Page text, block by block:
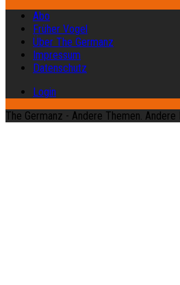
Abo
Früher Vogel
Über The Germanz
Impressum
Datenschutz
Login
The Germanz - Andere Themen.